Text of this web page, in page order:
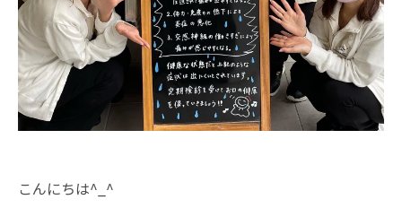
こんにちは^_^